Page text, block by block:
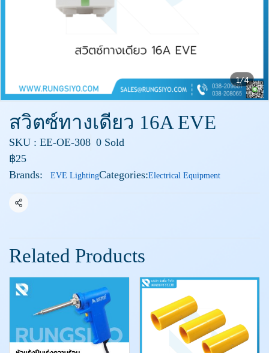
1/4
สวิตซ์ทางเดียว 16A EVE
SKU : EE-OE-308 0 Sold
฿25
Brands:
EVE LightingCategories:Electrical Equipment
Share
Related Products